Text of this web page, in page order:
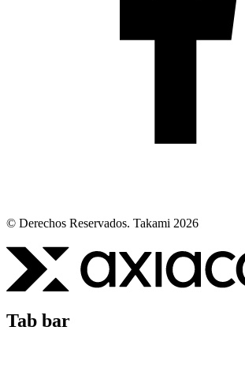
© Derechos Reservados. Takami 2026
Tab bar